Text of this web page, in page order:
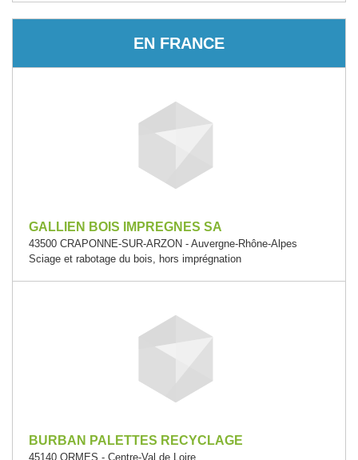
EN FRANCE
GALLIEN BOIS IMPREGNES SA
43500 CRAPONNE-SUR-ARZON - Auvergne-Rhône-Alpes
Sciage et rabotage du bois, hors imprégnation
BURBAN PALETTES RECYCLAGE
45140 ORMES - Centre-Val de Loire